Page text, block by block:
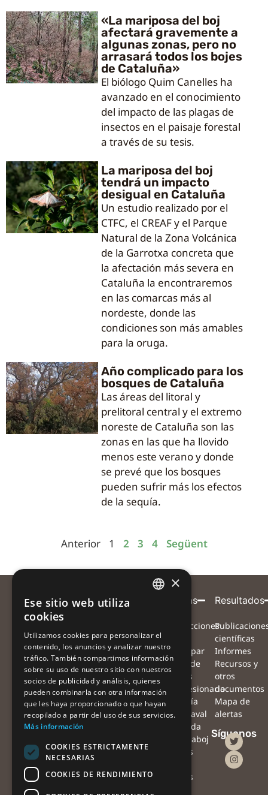
«La mariposa del boj
afectará gravemente a
algunas zonas, pero no
arrasará todos los bojes
de Cataluña»
El biólogo Quim Canelles ha
avanzado en el conocimiento
del impacto de las plagas de
insectos en el paisaje forestal
a través de su tesis.
La mariposa del boj
tendrá un impacto
desigual en Cataluña
Un estudio realizado por el
CTFC, el CREAF y el Parque
Natural de la Zona Volcánica
de la Garrotxa concreta que
la afectación más severa en
Cataluña la encontraremos
en las comarcas más al
nordeste, donde las
condiciones son más amables
para la oruga.
Año complicado para los
bosques de Cataluña
Las áreas del litoral y
prelitoral central y el extremo
noreste de Cataluña son las
zonas en las que ha llovido
menos este verano y donde
se prevé que los bosques
pueden sufrir más los efectos
de la sequía.
Anterior 1 2 3 4 Següent
Entidad
coordinadora
Con
el
apoyo
de
Con
la
colaboración
de
Participa
queremos
conseguir?
¿Cómo
nos
puedes
ayudar?
¿Qué haremos
con las
¿Qué podrás
tus
Proyecto
Equipo
Red de
colaboradores
Preguntas
frecuentes
Noticias
Agenda
de
Alertas
Instrucciones
participar
Mapa de
alertas
#Procesionaria
#Sequía
#Vendaval
#Nevada
#Orugaboj
Alertas
drones
Resultados
científicas
Informes
Recursos y
otros
documentos
Mapa de
alertas
Síguenos
SPANISH
×
Ese sitio web utiliza
cookies
Utilizamos cookies para personalizar el
contenido, los anuncios y analizar nuestro
tráfico. También compartimos información
sobre su uso de nuestro sitio con nuestros
socios de publicidad y análisis, quienes
pueden combinarla con otra información
que les haya proporcionado o que hayan
recopilado a partir del uso de sus servicios.
Más información
COOKIES ESTRICTAMENTE
NECESARIAS
COOKIES DE RENDIMIENTO